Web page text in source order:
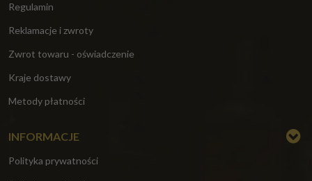
Regulamin
Reklamacje i zwroty
Zwrot towaru - oświadczenie
Kraje dostawy
Metody płatności
INFORMACJE
Polityka prywatności